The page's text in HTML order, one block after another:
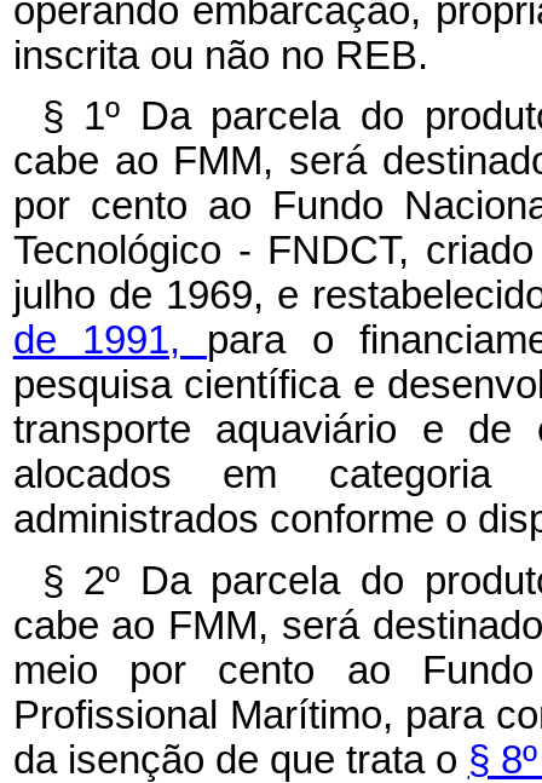
operando embarcação,
inscrita ou não no REB.
§ 1º Da parcela do
cabe ao FMM, será
por cento ao Fundo
Tecnológico - FNDCT,
julho de 1969, e
de 1991, para o
pesquisa científica e
transporte aquaviário e de
alocados em categoria
administrados conforme o
§ 2º Da parcela do
cabe ao FMM, será
meio por cento ao
Profissional Marítimo, para
da isenção de que trata o §